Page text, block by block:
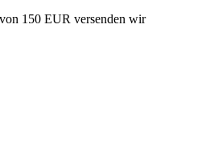
150 EUR versenden wir